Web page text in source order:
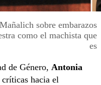
sobre embarazos
como el machista que
es
de Género, Antonia
hacia el